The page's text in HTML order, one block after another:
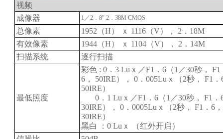
视频
成像器
1／2．8" 2．38M CMOS
总像素
1952（H） ｘ 1116（V）， 2．18M
有效像素
1944（H） ｘ 1104（V）， 2．14M
扫描系统
逐行扫描
最低照度
彩色 : 0．3 Luｘ／F1．6（1／30秒， F1
6， 50IRE）， 0．005Luｘ（2秒， F1．
50IRE）
0．1 Luｘ／F1．6（1／30秒， F1．
30IRE）， 0．0005Luｘ（2秒， F1．6，
30IRE）
黑白 ：0 Luｘ （红外开启）